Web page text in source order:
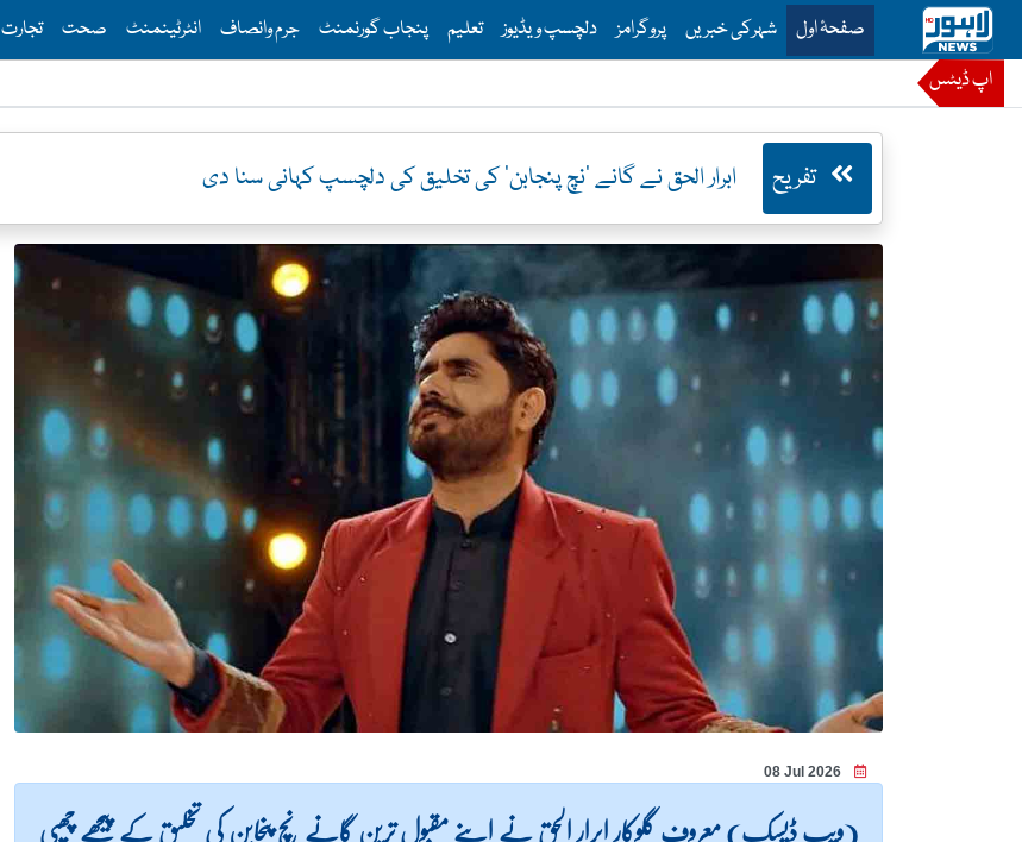
صفحۂ اولThis is the main menu for Lahore News
شہرکی خبریں پروگرامز دلچسپ ویڈیوز تعلیم پنجاب گورنمنٹ جرم وانصاف انٹرٹینمنٹ صحت تجارت
اپ ڈیٹس
تفریح ابرار الحق نے گانے ’نچ پنجابن‘ کی تخلیق کی دلچسپ کہانی سنا دی
08 Jul 2026